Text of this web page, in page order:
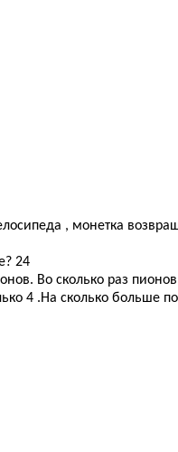
, монетка
24
Во сколько раз
4 .На сколько больше